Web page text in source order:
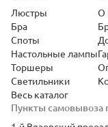
Пункты самовывоза
Люстры
Бра
Споты
Настольные лампы
Торшеры
Светильники
Весь каталог
О